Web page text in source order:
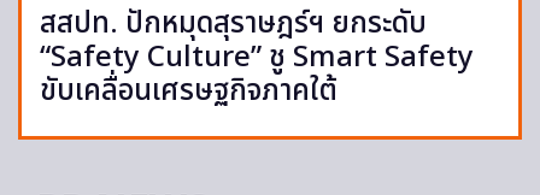
สสปท. ปักหมุดสุราษฎร์ฯ ยกระดับ
“Safety Culture” ชู Smart Safety
ขับเคลื่อนเศรษฐกิจภาคใต้